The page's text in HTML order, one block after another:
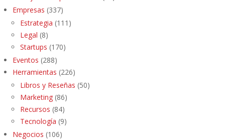
Empresas (337)
Estrategia (111)
Legal (8)
Startups (170)
Eventos (288)
Herramientas (226)
Libros y Reseñas (50)
Marketing (86)
Recursos (84)
Tecnología (9)
Negocios (106)